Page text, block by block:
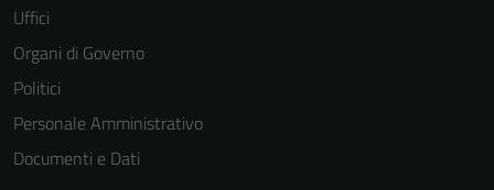
Uffici
Organi di Governo
Politici
Personale Amministrativo
Documenti e Dati